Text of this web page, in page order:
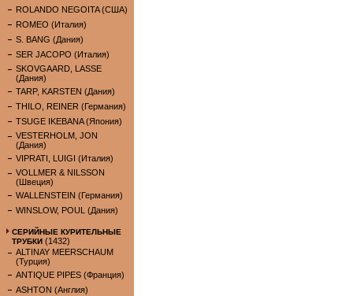
ROLANDO NEGOITA (США)
ROMEO (Италия)
S. BANG (Дания)
SER JACOPO (Италия)
SKOVGAARD, LASSE
(Дания)
TARP, KARSTEN (Дания)
THILO, REINER (Германия)
TSUGE IKEBANA (Япония)
VESTERHOLM, JON
(Дания)
VIPRATI, LUIGI (Италия)
VOLLMER & NILSSON
(Швеция)
WALLENSTEIN (Германия)
WINSLOW, POUL (Дания)
СЕРИЙНЫЕ КУРИТЕЛЬНЫЕ
ТРУБКИ (1432)
ALTINAY MEERSCHAUM
(Турция)
ANTIQUE PIPES (Франция)
ASHTON (Англия)